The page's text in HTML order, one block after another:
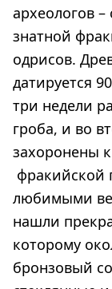
археологов
знатной
одрисов.
датируется
три недели
гроба, и во
захоронены
фракийской
любимыми
нашли
которому
бронзовый